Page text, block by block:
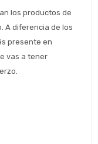
los productos de
A diferencia de los
presente en
vas a tener
12
tu
duda
tarde.